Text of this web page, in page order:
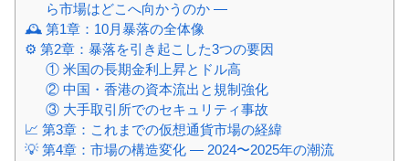
ら市場はどこへ向かうのか ―
🕰️ 第1章：10月暴落の全体像
⚙️ 第2章：暴落を引き起こした3つの要因
① 米国の長期金利上昇とドル高
② 中国・香港の資本流出と規制強化
③ 大手取引所でのセキュリティ事故
📈 第3章：これまでの仮想通貨市場の経緯
💡 第4章：市場の構造変化 ― 2024〜2025年の潮流